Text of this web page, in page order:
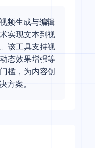
频生成与编辑
实现文本到视
该工具支持视
态效果增强等
槛，为内容创
方案。